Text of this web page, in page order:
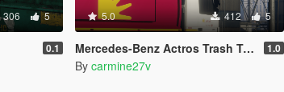
306 5
0.1
5.0 412 5
Mercedes-Benz Actros Trash Truck A.M.A. Roma Paintjob 1.0
By carmine27v